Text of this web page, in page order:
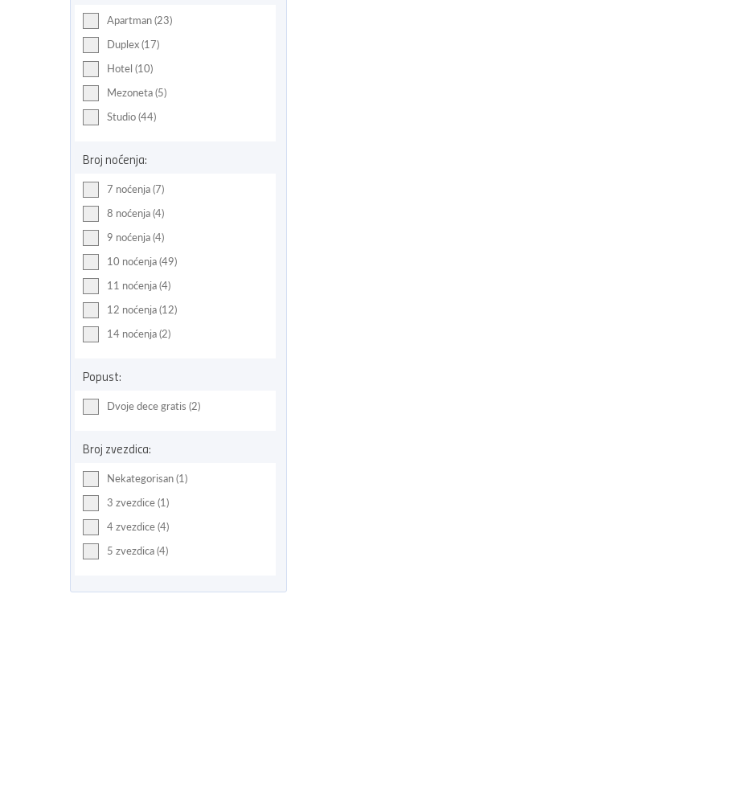
Apartman (23)
Duplex (17)
Hotel (10)
Mezoneta (5)
Studio (44)
Broj noćenja:
7 noćenja (7)
8 noćenja (4)
9 noćenja (4)
10 noćenja (49)
11 noćenja (4)
12 noćenja (12)
14 noćenja (2)
Popust:
Dvoje dece gratis (2)
Broj zvezdica:
Nekategorisan (1)
3 zvezdice (1)
4 zvezdice (4)
5 zvezdica (4)